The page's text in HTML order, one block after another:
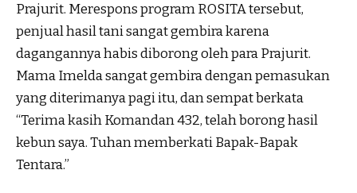
Prajurit. Merespons program ROSITA tersebut,
penjual hasil tani sangat gembira karena
dagangannya habis diborong oleh para Prajurit.
Mama Imelda sangat gembira dengan pemasukan
yang diterimanya pagi itu, dan sempat berkata
“Terima kasih Komandan 432, telah borong hasil
kebun saya. Tuhan memberkati Bapak-Bapak
Tentara.”